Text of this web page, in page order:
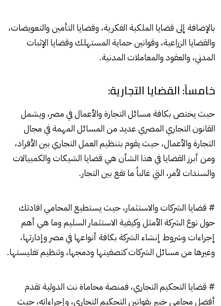
بالإضافة إلى قضايا الملكية الفكرية، وقضايا التأمين والتعويضات،
والقضايا الزراعية، وقوانين حماية المستهلك وقضايا الإثبات
المدني، والعقود والمعاملات المدنية.
خامساً: القضايا التجارية:
حيث يختص بكافة مسائل التجارة والأعمال في مصر، ويشمل
القانون التجاري المصري عديد من المسائل المهمة في مجال
التجارة والأعمال، حيث يقوم بتنظيم العمل التجاري بين الأفراد،
ومن أبرز القضايا في هذا الشأن هي قضايا الشيكات والكمبيالات
والسندات لأمر، التي غالباً ما تقع بين التجار.
# قضايا الشركات والاستثمار، حيث يستطيع المحامي افادتك
حول نوع الشركة الأمثل وكيفية الاستثمار السليم وما هي أهم
إجراءات وشروط إنشاء الشركة بكافة أنواعها في مصر وإدارتها،
وغيرها من مسائل الشركات كتصفيتها ودمجها، وتنظيم تفليستها.
# قضايا التحكيم التجاري، فمنصة محاماة نت الدولية تقدم
أفضل محامي خبير بقوانين التحكيم التجاري، وإجراءاته، حيث